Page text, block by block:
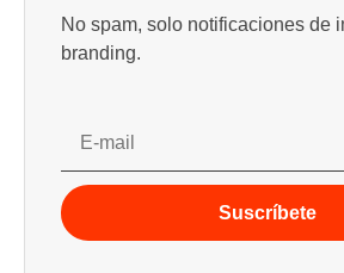
No spam, solo notificaciones de
branding.
Suscríbete